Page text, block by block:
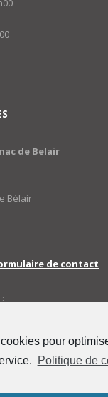
pour
Politique de
de Belair
Bélair
de contact